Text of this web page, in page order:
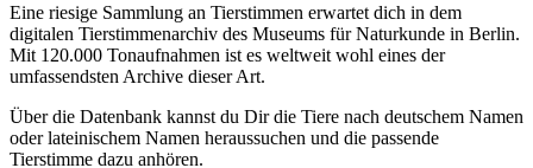
Eine riesige Sammlung an Tierstimmen erwartet dich in dem
digitalen Tierstimmenarchiv des Museums für Naturkunde in Berlin.
Mit 120.000 Tonaufnahmen ist es weltweit wohl eines der
umfassendsten Archive dieser Art.
Über die Datenbank kannst du Dir die Tiere nach deutschem Namen
oder lateinischem Namen heraussuchen und die passende
Tierstimme dazu anhören.